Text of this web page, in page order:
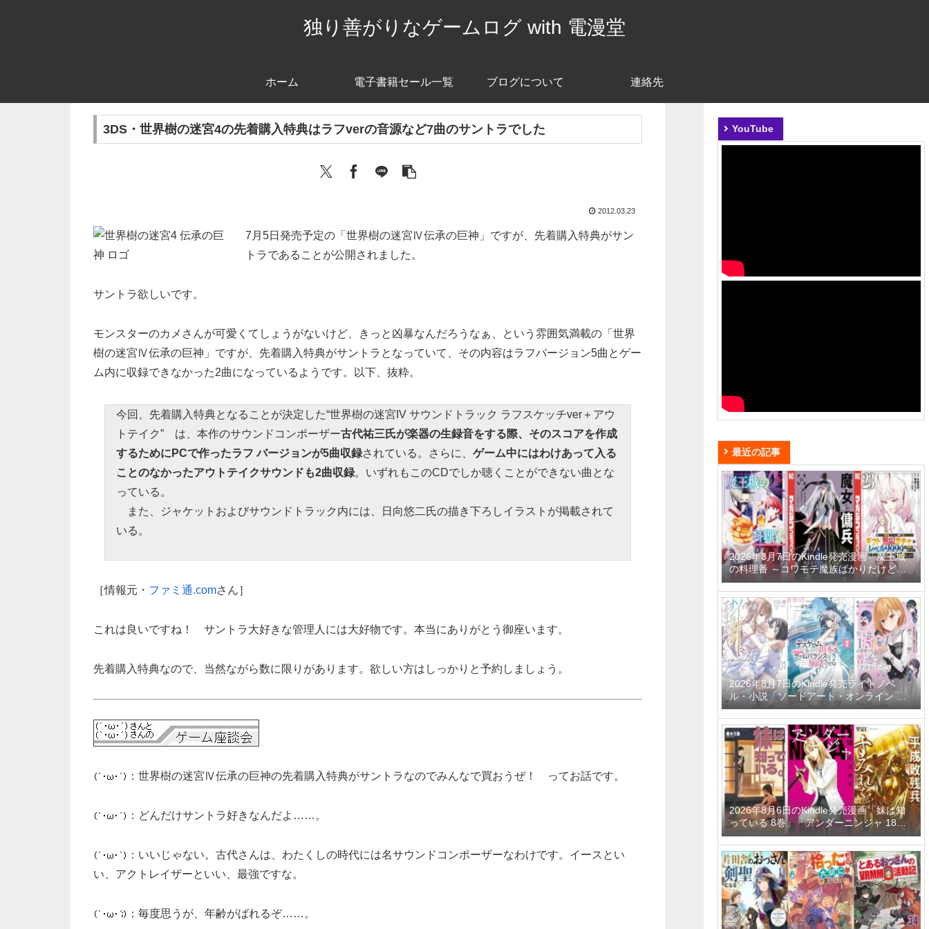
独り善がりなゲームログ with 電漫堂
ホーム 電子書籍セール一覧 ブログについて 連絡先
3DS・世界樹の迷宮4の先着購入特典はラフverの音源など7曲のサントラでした
2012.03.23
7月5日発売予定の「世界樹の迷宮Ⅳ伝承の巨神」ですが、先着購入特典がサン
トラであることが公開されました。
サントラ欲しいです。
モンスターのカメさんが可愛くてしょうがないけど、きっと凶暴なんだろうなぁ、という雰囲気満載の「世界
樹の迷宮Ⅳ伝承の巨神」ですが、先着購入特典がサントラとなっていて、その内容はラフバージョン5曲とゲー
ム内に収録できなかった2曲になっているようです。以下、抜粋。
今回、先着購入特典となることが決定した“世界樹の迷宮IV サウンドトラック ラフスケッチver＋アウ
トテイク” は、本作のサウンドコンポーザー古代祐三氏が楽器の生録音をする際、そのスコアを作成
するためにPCで作ったラフ バージョンが5曲収録されている。さらに、 ゲーム中にはわけあって入る
ことのなかったアウトテイクサウンドも2曲収録。いずれもこのCDでしか聴くことができない曲とな
っている。
また、ジャケットおよびサウンドトラック内には、日向悠二氏の描き下ろしイラストが掲載されて
いる。
［情報元・ ファミ通.comさん］
これは良いですね！ サントラ大好きな管理人には大好物です。本当にありがとう御座います。
先着購入特典なので、当然ながら数に限りがあります。欲しい方はしっかりと予約しましょう。
：世界樹の迷宮Ⅳ伝承の巨神の先着購入特典がサントラなのでみんなで買おうぜ！ ってお話です。
：どんだけサントラ好きなんだよ……。
：いいじゃない。古代さんは、わたくしの時代には名サウンドコンポーザーなわけです。イースとい
い、アクトレイザーといい、最強ですな。
：毎度思うが、年齢がばれるぞ……。
YouTube
最近の記事
2026年8月7日のKindle発売漫画「魔王城
の料理番 ～コワモテ魔族ばかりだけど、
ホワイトな職場です～ 6巻」「魔女と傭兵
9巻」「信じていた仲間達にダンジョン奥
地で殺されかけたがギフト『無限ガチャ』
でレベル9999の仲間達を手に入れて元パ
ーティーメンバーと世界に復讐＆『ざま
ぁ！』します！ 23巻」など
2026年8月7日のKindle発売ライトノベ
ル・小説「ソードアート・オンライン マ
テリアル1 シュガーリィ・デイズ」「デス
ゲームに巻き込まれた山本さん、気ままに
ゲームバランスを崩壊させる 7巻」「男女
比1：5の世界でも普通に生きられると思
った？6 ～激重感情な彼女たちが無自覚男
子に翻弄されたら～」など
2026年8月6日のKindle発売漫画「妹は知
っている 8巻」「アンダーニンジャ 18
巻」「平成敗残兵すみれちゃん 11巻」な
ど